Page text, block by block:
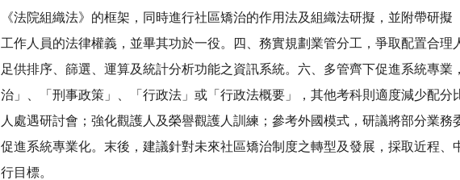
《法院組織法》的框架，同時進行社區矯治的作用法及組織法研擬，並附帶研
工作人員的法律權義，並畢其功於一役。四、務實規劃業管分工，爭取配置合
足供排序、篩選、運算及統計分析功能之資訊系統。六、多管齊下促進系統專
治」、「刑事政策」、「行政法」或「行政法概要」，其他考科則適度減少配
人處遇研討會；強化觀護人及榮譽觀護人訓練；參考外國模式，研議將部分業
促進系統專業化。末後，建議針對未來社區矯治制度之轉型及發展，採取近程
行目標。